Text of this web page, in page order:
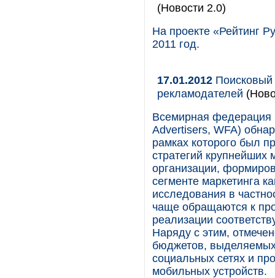
(Новости 2.0)
На проекте «Рейтинг
2011 год.
17.01.2012
рекламодателей
Всемирная федерация
Advertisers, WFA)
рамках которого был
стратегий
организации,
сегменте маркетинга
исследования в
чаще обращаются к
реализации
Наряду с этим,
бюджетов, выделяемых
социальных сетях и
мобильных устройств.